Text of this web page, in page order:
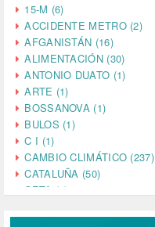
15-M (6)
ACCIDENTE METRO (2)
AFGANISTÁN (16)
ALIMENTACIÓN (30)
ANTONIO DUATO (1)
ARTE (1)
BOSSANOVA (1)
BULOS (1)
C I (1)
CAMBIO CLIMÁTICO (237)
CATALUÑA (50)
CETA (2)